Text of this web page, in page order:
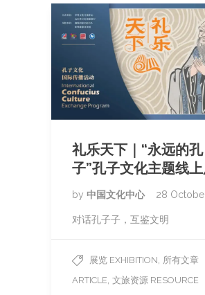
礼乐天下｜“永远的孔
子”孔子文化主题线
by 中国文化中心 28
对话孔子子，互鉴文明
展览 EXHIBITION 所有文章
ARTICLE 文旅资源 RESOURCE